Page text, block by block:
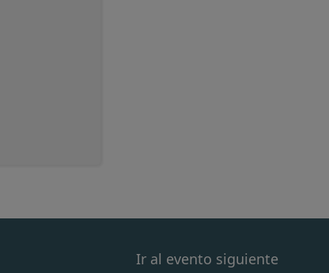
Ir al evento siguiente